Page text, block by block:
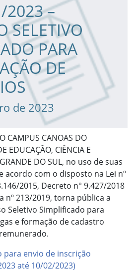
2023 –
SELETIVO
PARA
DE
de 2023
CAMPUS CANOAS DO
EDUCAÇÃO, CIÊNCIA E
DO SUL, no uso de suas
acordo com o disposto na Lei nº
2015, Decreto n° 9.427/2018
nº 213/2019, torna pública a
Seletivo Simplificado para
e formação de cadastro
envio de inscrição
até 10/02/2023)